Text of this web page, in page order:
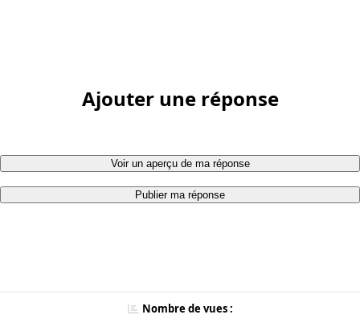
Ajouter une réponse
Voir un aperçu de ma réponse
Publier ma réponse
Nombre de vues :